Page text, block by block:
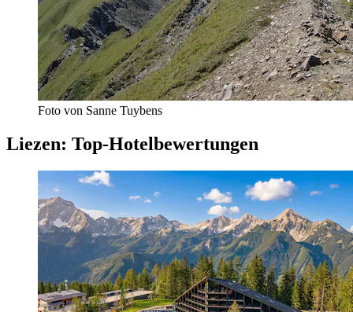
Foto von Sanne Tuybens
Liezen: Top-Hotelbewertungen